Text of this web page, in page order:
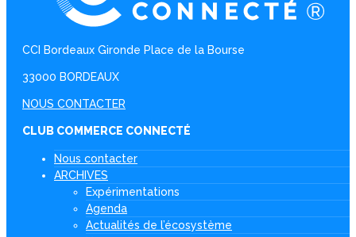
CCI Bordeaux Gironde Place de la Bourse
33000 BORDEAUX
NOUS CONTACTER
CLUB COMMERCE CONNECTÉ
Nous contacter
ARCHIVES
Expérimentations
Agenda
Actualités de l’écosystème